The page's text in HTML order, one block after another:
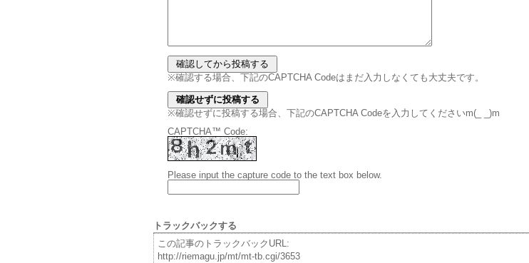
※確認する場合、下記のCAPTCHA Codeはまだ入力しなくても大丈夫です。
※確認せずに投稿する場合、下記のCAPTCHA Codeを入力してくださいm(_ _)m
CAPTCHA™ Code:
Please input the capture code to the text box below.
トラックバックする
この記事のトラックバックURL:
http://riemagu.jp/mt/mt-tb.cgi/3653